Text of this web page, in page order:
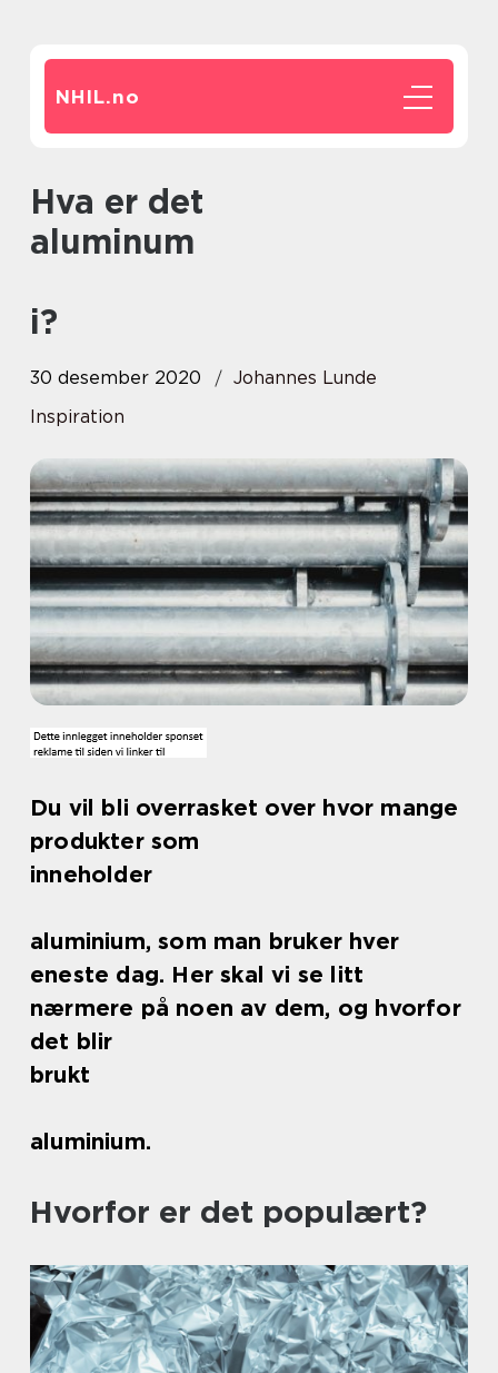
NHIL.no
Hva er det
aluminum
i?
30 desember 2020
Johannes Lunde
Inspiration
Du vil bli overrasket over hvor mange
produkter som
inneholder
aluminium, som man bruker hver
eneste dag. Her skal vi se litt
nærmere på noen av dem, og hvorfor
det blir
brukt
aluminium.
Hvorfor er det populært?